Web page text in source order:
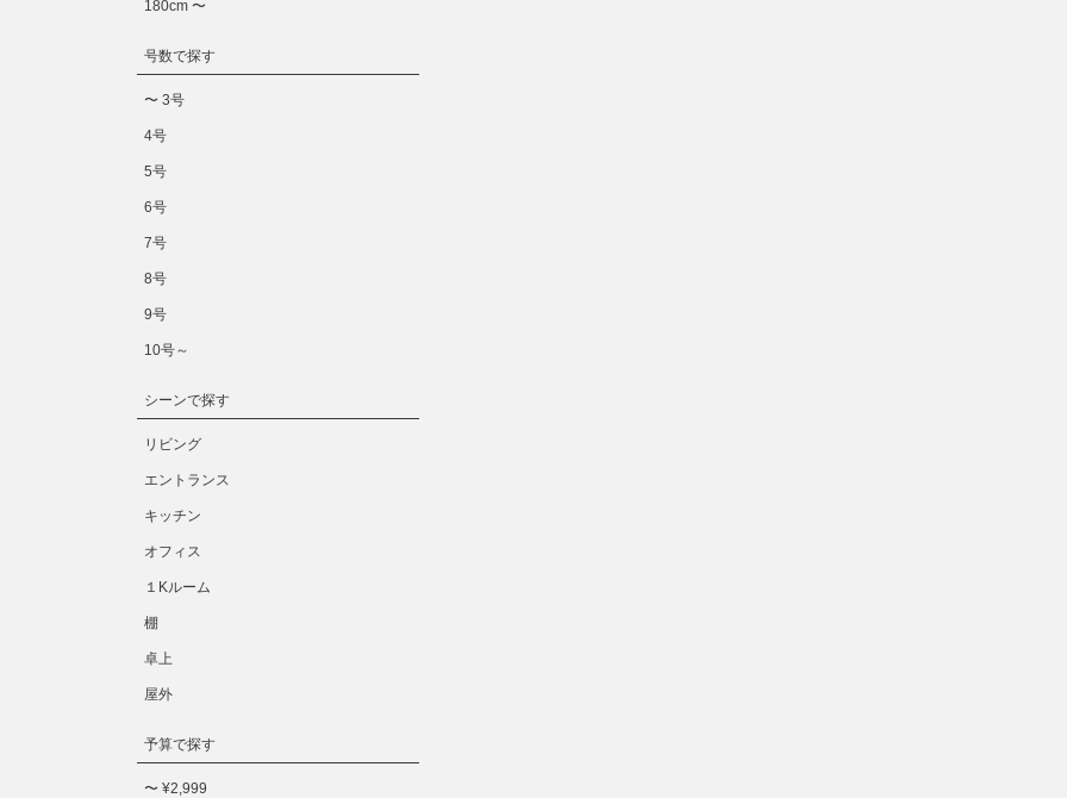
180cm 〜
号数で探す
〜 3号
4号
5号
6号
7号
8号
9号
10号～
シーンで探す
リビング
エントランス
キッチン
オフィス
１Kルーム
棚
卓上
屋外
予算で探す
〜 ¥2,999